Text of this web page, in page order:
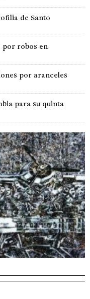
de Santo
por robos en
por aranceles
para su quinta